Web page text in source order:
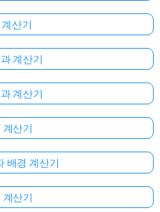
산기
계산기
계산기
산기
배경 계산기
산기